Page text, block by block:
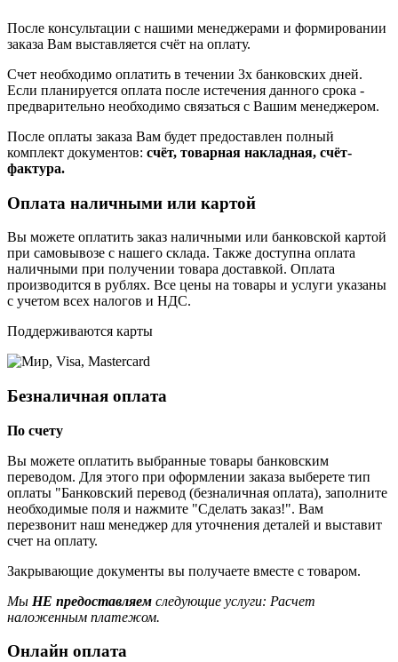
После консультации с нашими менеджерами и формировании
заказа Вам выставляется счёт на оплату.
Счет необходимо оплатить в течении 3х банковских дней.
Если планируется оплата после истечения данного срока -
предварительно необходимо связаться с Вашим менеджером.
После оплаты заказа Вам будет предоставлен полный
комплект документов: счёт, товарная накладная, счёт-
фактура.
Оплата наличными или картой
Вы можете оплатить заказ наличными или банковской картой
при самовывозе с нашего склада. Также доступна оплата
наличными при получении товара доставкой. Оплата
производится в рублях. Все цены на товары и услуги указаны
с учетом всех налогов и НДС.
Поддерживаются карты
Безналичная оплата
По счету
Вы можете оплатить выбранные товары банковским
переводом. Для этого при оформлении заказа выберете тип
оплаты "Банковский перевод (безналичная оплата), заполните
необходимые поля и нажмите "Сделать заказ!". Вам
перезвонит наш менеджер для уточнения деталей и выставит
счет на оплату.
Закрывающие документы вы получаете вместе с товаром.
Мы НЕ предоставляем следующие услуги: Расчет
наложенным платежом.
Онлайн оплата